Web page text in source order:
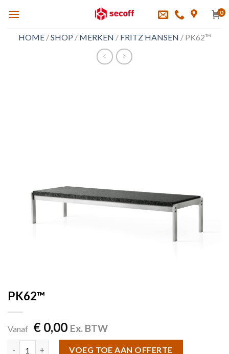
0
HOME/SHOP / MERKEN / FRITZ HANSEN / PK62™
PK62™
Vanaf €0,00 Ex. BTW
VOEG TOE AAN OFFERTE